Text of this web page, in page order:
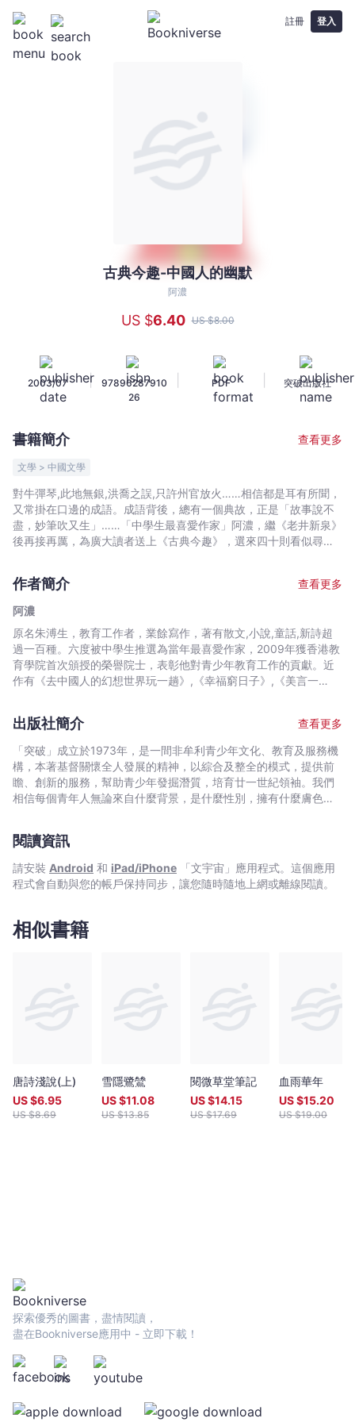
註冊 登入
默
-
濃
-
文
宙
Bookniverse
古典今趣-中國人的幽默
阿濃
US $6.40 US $8.00
2003/07 |
97896287910
26
PDF 突破出版社
書籍簡介 查看更多
文學 > 中國文學
對牛彈琴,此地無銀,洪喬之誤,只許州官放火……相信都是耳有所聞，
又常掛在口邊的成語。成語背後，總有一個典故，正是「故事說不
盡，妙筆吹又生」……「中學生最喜愛作家」阿濃，繼《老井新泉》
後再接再厲，為廣大讀者送上《古典今趣》，選來四十則看似尋常
作者簡介
查看更多
阿濃
原名朱溥生，教育工作者，業餘寫作，著有散文,小說,童話,新詩超
過一百種。六度被中學生推選為當年最喜愛作家，2009年獲香港教
育學院首次頒授的榮譽院士，表彰他對青少年教育工作的貢獻。近
作有《去中國人的幻想世界玩一趟》,《幸福窮日子》,《美言一
說》等。
出版社簡介
查看更多
「突破」成立於1973年，是一間非牟利青少年文化、教育及服務機
構，本著基督關懷全人發展的精神，以綜合及整全的模式，提供前
瞻、創新的服務，幫助青少年發掘潛質，培育廿一世紀領袖。我們
相信每個青年人無論來自什麼背景，是什麼性別，擁有什麼膚色，
閱讀資訊
請安裝 Android 和 iPad/iPhone 「文宇宙」應用程式。這個應用
程式會自動與您的帳戶保持同步，讓您隨時隨地上網或離線閱讀。
相似書籍
唐詩淺說(上)
US $6.95
US $8.69
雪隱鷺鷥
US $11.08
US $13.85
閱微草堂筆記
US $14.15
US $17.69
血雨華年
US $15.20
US $19.00
探索優秀的圖書，盡情閱讀，
盡在Bookniverse應用中 - 立即下載！